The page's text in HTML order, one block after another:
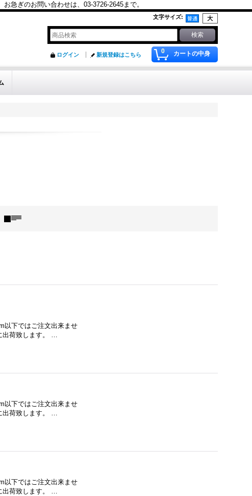
急ぎのお問い合わせは、03-3726-2645まで。
文字サイズ:
0 カートの中身
ログイン 新規登録はこちら
下ではご注文出来ませ
出荷致します。 …
下ではご注文出来ませ
出荷致します。 …
下ではご注文出来ませ
出荷致します。 …